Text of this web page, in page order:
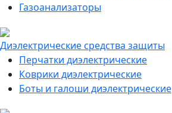
Газоанализаторы
Диэлектрические средства защиты
Перчатки диэлектрические
Коврики диэлектрические
Боты и галоши диэлектрические